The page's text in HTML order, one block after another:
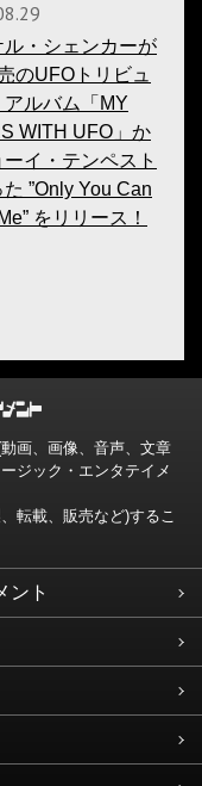
ル・シェンカーが
のUFOトリビュ
アルバム「MY
WITH UFO」か
ーイ・テンペスト
”Only You Can
をリリース！
画、画像、音声、文章
ジック・エンタテイメ
転載、販売など)するこ
ント